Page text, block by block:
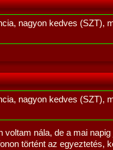
nagyon kedves (SZT),
nagyon kedves (SZT),
voltam nála, de a mai napig
történt az egyeztetés,